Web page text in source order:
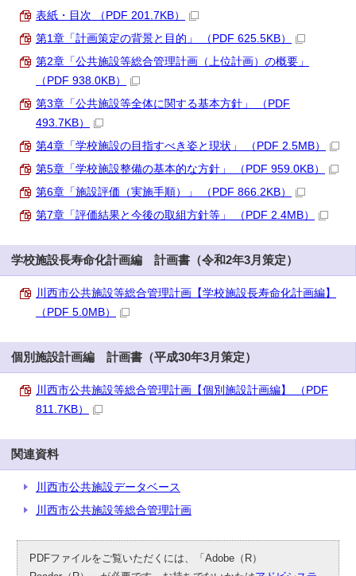
表紙・目次 （PDF 201.7KB）
第1章「計画策定の背景と目的」 （PDF 625.5KB）
第2章「公共施設等総合管理計画（上位計画）の概要」
（PDF 938.0KB）
第3章「公共施設等全体に関する基本方針」 （PDF
493.7KB）
第4章「学校施設の目指すべき姿と現状」 （PDF 2.5MB）
第5章「学校施設整備の基本的な方針」 （PDF 959.0KB）
第6章「施設評価（実施手順）」 （PDF 866.2KB）
第7章「評価結果と今後の取組方針等」 （PDF 2.4MB）
学校施設長寿命化計画編 計画書（令和2年3月策定）
川西市公共施設等総合管理計画【学校施設長寿命化計画編】
（PDF 5.0MB）
個別施設計画編 計画書（平成30年3月策定）
川西市公共施設等総合管理計画【個別施設計画編】 （PDF
811.7KB）
関連資料
川西市公共施設データベース
川西市公共施設等総合管理計画
PDFファイルをご覧いただくには、「Adobe（R）